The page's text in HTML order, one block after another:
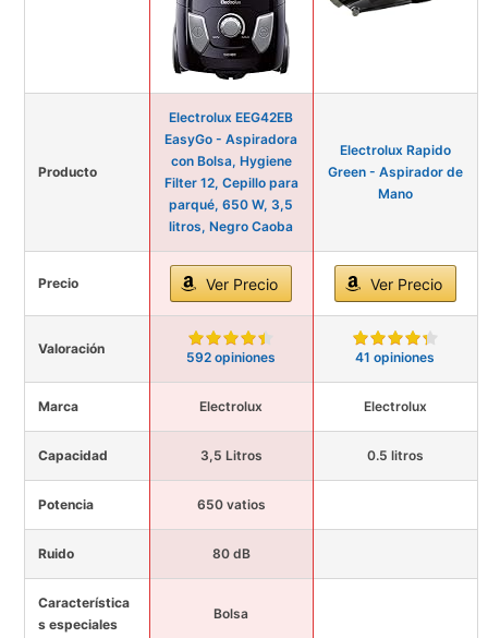
Producto
Electrolux EEG42EB
EasyGo - Aspiradora
con Bolsa, Hygiene
Filter 12, Cepillo para
parqué, 650 W, 3,5
litros, Negro Caoba
Electrolux Rapido
Green - Aspirador de
Mano
Precio Ver Precio Ver Precio
Valoración
592 opiniones 41 opiniones
Marca Electrolux Electrolux
Capacidad 3,5 Litros 0.5 litros
Potencia 650 vatios
Ruido 80 dB
Característica
s especiales
Bolsa